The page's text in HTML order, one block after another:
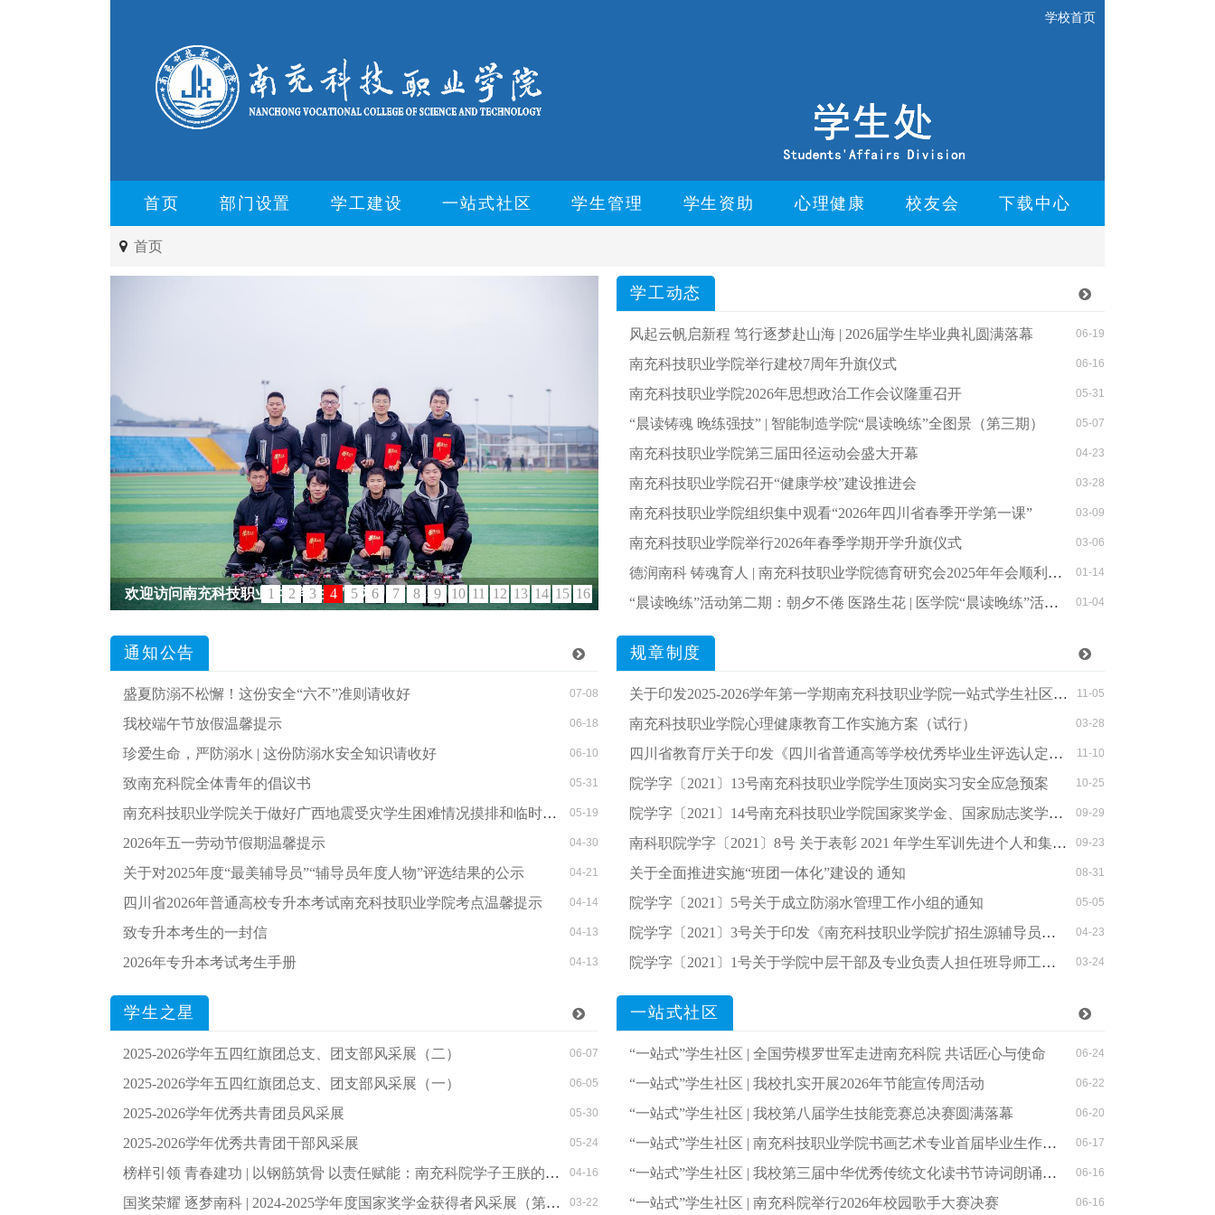
学校首页
首页 部门设置 学工建设 一站式社区 学生管理 学生资助 心理健康 校友会 下载中心
首页
欢迎访问南充科技职业学院学生处官网.. 欢迎访问南充科技职业学院学生处官网..
1 2 3 4 5 6 7 8 9 10 11 12 13 14 15 16
学工动态
06-19
风起云帆启新程 笃行逐梦赴山海 | 2026届学生毕业典礼圆满落幕
06-16
南充科技职业学院举行建校7周年升旗仪式
05-31
南充科技职业学院2026年思想政治工作会议隆重召开
05-07
“晨读铸魂 晚练强技” | 智能制造学院“晨读晚练”全图景（第三期）
04-23
南充科技职业学院第三届田径运动会盛大开幕
03-28
南充科技职业学院召开“健康学校”建设推进会
03-09
南充科技职业学院组织集中观看“2026年四川省春季开学第一课”
03-06
南充科技职业学院举行2026年春季学期开学升旗仪式
01-14
德润南科 铸魂育人 | 南充科技职业学院德育研究会2025年年会顺利召开
01-04
“晨读晚练”活动第二期：朝夕不倦 医路生花 | 医学院“晨读晚练”活动纪实
通知公告
07-08
盛夏防溺不松懈！这份安全“六不”准则请收好
06-18
我校端午节放假温馨提示
06-10
珍爱生命，严防溺水 | 这份防溺水安全知识请收好
05-31
致南充科院全体青年的倡议书
05-19
南充科技职业学院关于做好广西地震受灾学生困难情况摸排和临时困难补助工作的通知
04-30
2026年五一劳动节假期温馨提示
04-21
关于对2025年度“最美辅导员”“辅导员年度人物”评选结果的公示
04-14
四川省2026年普通高校专升本考试南充科技职业学院考点温馨提示
04-13
致专升本考生的一封信
04-13
2026年专升本考试考生手册
规章制度
11-05
关于印发2025-2026学年第一学期南充科技职业学院一站式学生社区建设工作指引的通知
03-28
南充科技职业学院心理健康教育工作实施方案（试行）
11-10
四川省教育厅关于印发《四川省普通高等学校优秀毕业生评选认定办法》的通知
10-25
院学字〔2021〕13号南充科技职业学院学生顶岗实习安全应急预案
09-29
院学字〔2021〕14号南充科技职业学院国家奖学金、国家励志奖学金、国家助学金评选管理办法
09-23
南科职院学字〔2021〕8号 关于表彰 2021 年学生军训先进个人和集体的决定
08-31
关于全面推进实施“班团一体化”建设的 通知
05-05
院学字〔2021〕5号关于成立防溺水管理工作小组的通知
04-23
院学字〔2021〕3号关于印发《南充科技职业学院扩招生源辅导员工作考核办法（试行）》的通知
03-24
院学字〔2021〕1号关于学院中层干部及专业负责人担任班导师工作的通知
学生之星
06-07
2025-2026学年五四红旗团总支、团支部风采展（二）
06-05
2025-2026学年五四红旗团总支、团支部风采展（一）
05-30
2025-2026学年优秀共青团员风采展
05-24
2025-2026学年优秀共青团干部风采展
04-16
榜样引领 青春建功 | 以钢筋筑骨 以责任赋能：南充科院学子王朕的坚守与担当
03-22
国奖荣耀 逐梦南科 | 2024-2025学年度国家奖学金获得者风采展（第四期）
一站式社区
06-24
“一站式”学生社区 | 全国劳模罗世军走进南充科院 共话匠心与使命
06-22
“一站式”学生社区 | 我校扎实开展2026年节能宣传周活动
06-20
“一站式”学生社区 | 我校第八届学生技能竞赛总决赛圆满落幕
06-17
“一站式”学生社区 | 南充科技职业学院书画艺术专业首届毕业生作品展暨第三届教学成果展隆重开幕
06-16
“一站式”学生社区 | 我校第三届中华优秀传统文化读书节诗词朗诵大会圆满落幕
06-16
“一站式”学生社区 | 南充科院举行2026年校园歌手大赛决赛